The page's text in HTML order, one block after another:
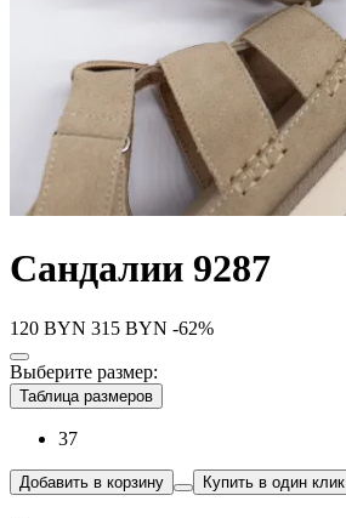
Сандалии 9287
120 BYN 315 BYN -62%
Выберите размер:
Таблица размеров
37
Добавить в корзину Купить в один клик